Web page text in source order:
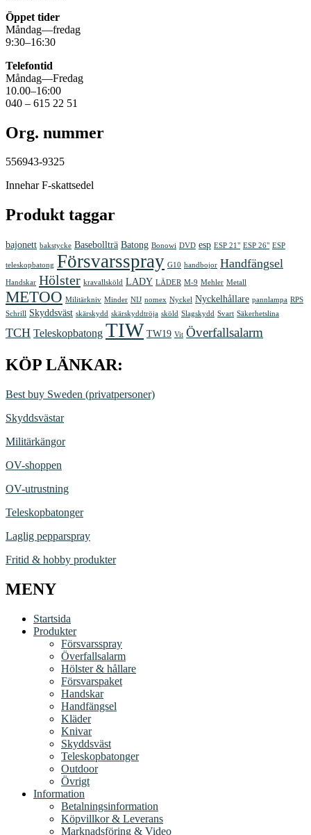
Öppet tider
Måndag—fredag
9:30–16:30
Telefontid
Måndag—Fredag
10.00–16:00
040 – 615 22 51
Org. nummer
556943-9325
Innehar F-skattsedel
Produkt taggar
bajonett bakstycke Basebollträ Batong Bonowi DVD esp ESP 21" ESP 26" ESP
teleskopbatong Försvarsspray G10 handbojor Handfängsel
Handskar Hölster kravallsköld LADY LÄDER M-9 Mehler Metall
METOO Militärkniv Minder NIJ nomex Nyckel Nyckelhållare pannlampa RPS
Schrill Skyddsväst skärskydd skärskyddtröja sköld Slagskydd Svart Säkerhetslina
TCH Teleskopbatong TIW TW19 Vit Överfallsalarm
KÖP LÄNKAR:
Best buy Sweden (privatpersoner)
Skyddsvästar
Militärkängor
OV-shoppen
OV-utrustning
Teleskopbatonger
Laglig pepparspray
Fritid & hobby produkter
MENY
Startsida
Produkter
Försvarsspray
Överfallsalarm
Hölster & hållare
Försvarspaket
Handskar
Handfängsel
Kläder
Knivar
Skyddsväst
Teleskopbatonger
Outdoor
Övrigt
Information
Betalningsinformation
Köpvillkor & Leverans
Marknadsföring & Video